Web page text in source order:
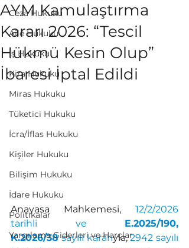
Ceza Hukuku
Aile Hukuku
İş Hukuku
Kira Hukuku
Miras Hukuku
Tüketici Hukuku
İcra/İflas Hukuku
Kişiler Hukuku
Bilişim Hukuku
İdare Hukuku
Politikalar
Yargılama Giderleri ve Harçlar
AYM Kamulaştırma
Kararı 2026: “Tescil
Hükmü Kesin Olup”
İbaresi İptal Edildi
Anayasa Mahkemesi, 12/2/2026
tarihli ve E.2025/190,
K.2026/38 sayılı kararıyla, 2942 sayılı